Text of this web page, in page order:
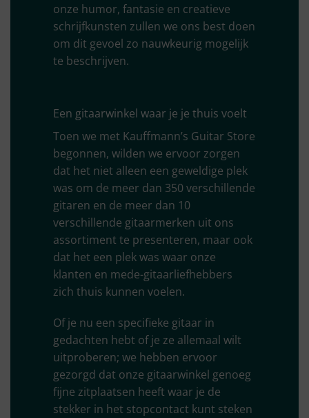
onze humor, fantasie en creatieve
schrijfkunsten zullen we ons best doen
om dit gevoel zo nauwkeurig mogelijk
te beschrijven.
Een gitaarwinkel waar je je thuis voelt
Toen we met Kauffmann’s Guitar Store
begonnen, wilden we ervoor zorgen
dat het niet alleen een geweldige plek
was om de meer dan 350 verschillende
gitaren en de meer dan 10
verschillende gitaarmerken uit ons
assortiment te presenteren, maar ook
dat het een plek was waar onze
klanten en mede-gitaarliefhebbers
zich thuis kunnen voelen.
Of je nu een specifieke gitaar in
gedachten hebt of je ze allemaal wilt
uitproberen; we hebben ervoor
gezorgd dat onze gitaarwinkel genoeg
fijne zitplaatsen heeft waar je de
stekker in het stopcontact kunt steken